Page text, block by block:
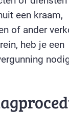
een kraam,
of ander
heb je een